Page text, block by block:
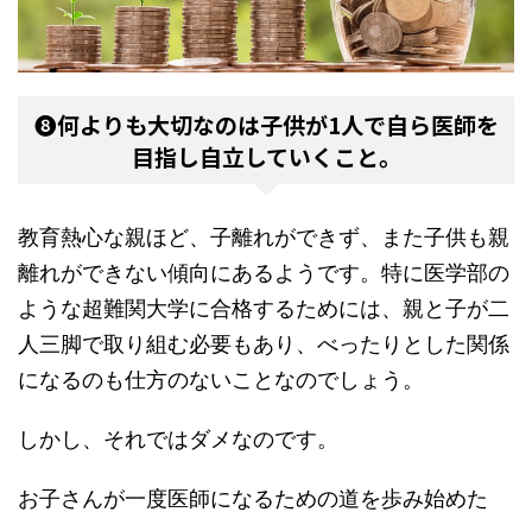
❽何よりも大切なのは子供が1人で自ら医師を
目指し自立していくこと。
教育熱心な親ほど、子離れができず、また子供も親
離れができない傾向にあるようです。特に医学部の
ような超難関大学に合格するためには、親と子が二
人三脚で取り組む必要もあり、べったりとした関係
になるのも仕方のないことなのでしょう。
しかし、それではダメなのです。
お子さんが一度医師になるための道を歩み始めた